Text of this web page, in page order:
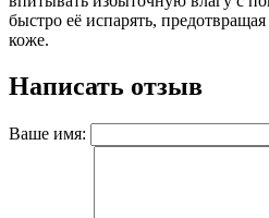
быстро её испарять,
коже.
Написать отзыв
Ваше имя: